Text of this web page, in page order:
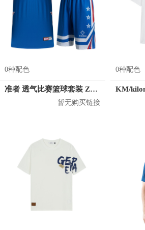
0种配色
准者 透气比赛篮球套装 Z118210177
暂无购买链接
0种配色